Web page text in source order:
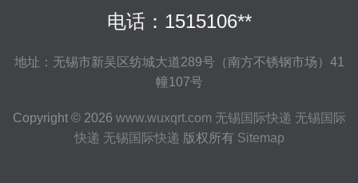
电话：1515106**
地址：无锡市新吴区纺城大道289号（南方不锈钢市场）41
幢107号
Copyright © 2026 www.wuxqrt.com 无锡国际快递 无锡国际
快递 无锡国际快递 版权所有 Sitemap